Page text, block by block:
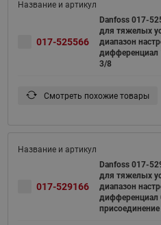
017-525566
Danfoss 017-
для тяжелых
диапазон
дифференциал
3/8
Смотреть похожие товары
017-529166
Danfoss 017-
для тяжелых
диапазон
дифференциал
присоединение